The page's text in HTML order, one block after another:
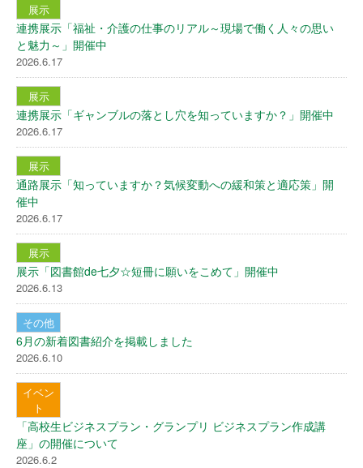
展示
連携展示「福祉・介護の仕事のリアル～現場で働く人々の思い
と魅力～」開催中
2026.6.17
展示
連携展示「ギャンブルの落とし穴を知っていますか？」開催中
2026.6.17
展示
通路展示「知っていますか？気候変動への緩和策と適応策」開
催中
2026.6.17
展示
展示「図書館de七夕☆短冊に願いをこめて」開催中
2026.6.13
その他
6月の新着図書紹介を掲載しました
2026.6.10
イベン
ト
「高校生ビジネスプラン・グランプリ ビジネスプラン作成講
座」の開催について
2026.6.2